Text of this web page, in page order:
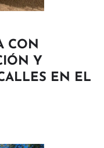
CON
Y
EN EL